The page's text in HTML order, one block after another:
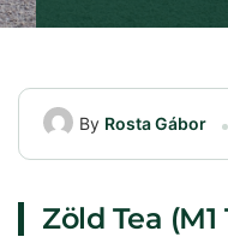
By Rosta Gábor
Zöld Tea